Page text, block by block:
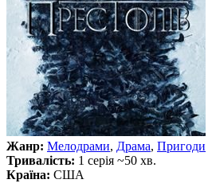
Жанр: Мелодрами, Драма, Пригоди
Тривалість: 1 серія ~50 хв.
Країна: США